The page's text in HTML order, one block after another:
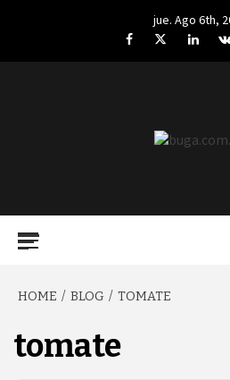
jue. Ago 6th,
FacebookTwitterLinkedIn
VK
HOME BLOG TOMATE
tomate